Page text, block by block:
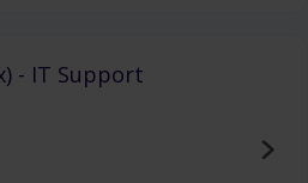
- IT Support